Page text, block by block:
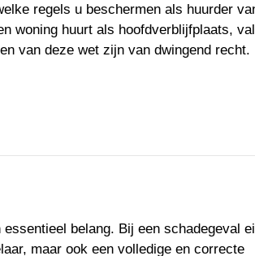
regels u beschermen als huurder
woning huurt als hoofdverblijfplaats,
van deze wet zijn van dwingend recht.
belang. Bij een schadegeval
maar ook een volledige en correcte